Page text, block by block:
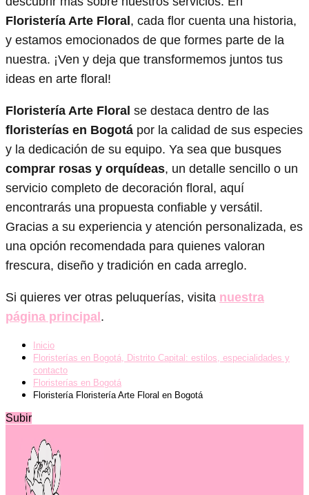
Floristería Arte Floral, cada flor cuenta una historia,
y estamos emocionados de que formes parte de la
nuestra. ¡Ven y deja que transformemos juntos tus
ideas en arte floral!
Floristería Arte Floral se destaca dentro de las
floristerías en Bogotá por la calidad de sus especies
y la dedicación de su equipo. Ya sea que busques
comprar rosas y orquídeas, un detalle sencillo o un
servicio completo de decoración floral, aquí
encontrarás una propuesta confiable y versátil.
Gracias a su experiencia y atención personalizada, es
una opción recomendada para quienes valoran
frescura, diseño y tradición en cada arreglo.
Si quieres ver otras peluquerías, visita nuestra
página principal.
Inicio
Floristerías en Bogotá, Distrito Capital: estilos, especialidades y
contacto
Floristerías en Bogotá
Floristería Floristería Arte Floral en Bogotá
Subir